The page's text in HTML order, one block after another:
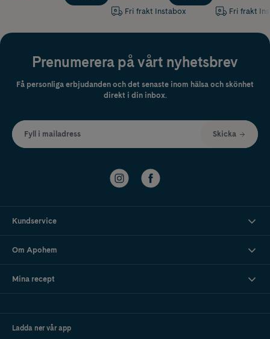
Fri frakt Instabox Fri frakt
Prenumerera på vårt nyhetsbrev
Få personliga erbjudanden och det senaste inom hälsa och skönhet
direkt i din inbox.
Fyll i mailadress Skicka
Kundservice
Om Apohem
Mina recept
Ladda ner vår app